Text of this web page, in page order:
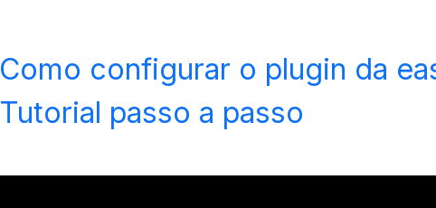
Como configurar o plugin da
Tutorial passo a passo